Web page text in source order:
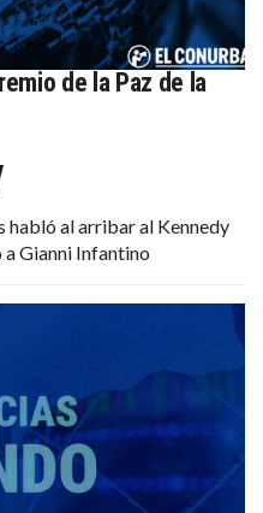
de la Paz de la
habló al arribar al Kennedy
Gianni Infantino